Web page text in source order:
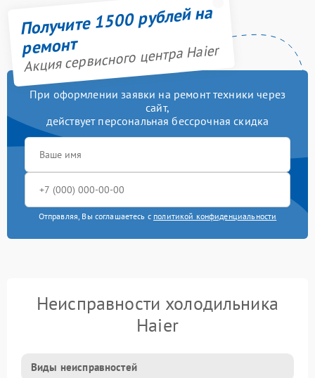
Получите 1500 рублей на
ремонт
Акция сервисного центра Haier
При оформлении заявки на ремонт техники через
сайт,
действует персональная бессрочная скидка
Отправляя, Вы соглашаетесь с политикой конфиденциальности
Неисправности холодильника
Haier
Виды неисправностей